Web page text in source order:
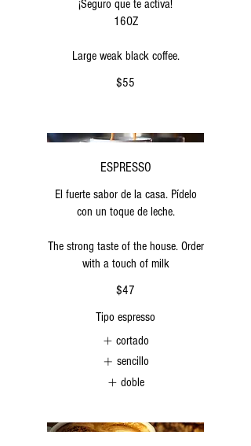
¡Seguro que te activa!
16OZ
Large weak black coffee.
$55
ESPRESSO
El fuerte sabor de la casa. Pídelo
con un toque de leche.
The strong taste of the house. Order
with a touch of milk
$47
Tipo espresso
cortado
sencillo
doble